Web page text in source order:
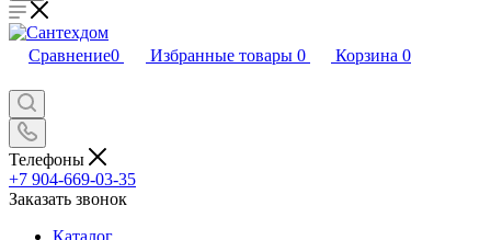
Сравнение0 Избранные товары 0 Корзина 0
Телефоны
+7 904-669-03-35
Заказать звонок
Каталог